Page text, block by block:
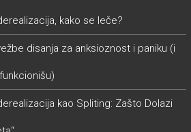
kako se leče?
disanja za anksioznost i paniku (i
kao Spliting: Zašto Dolazi